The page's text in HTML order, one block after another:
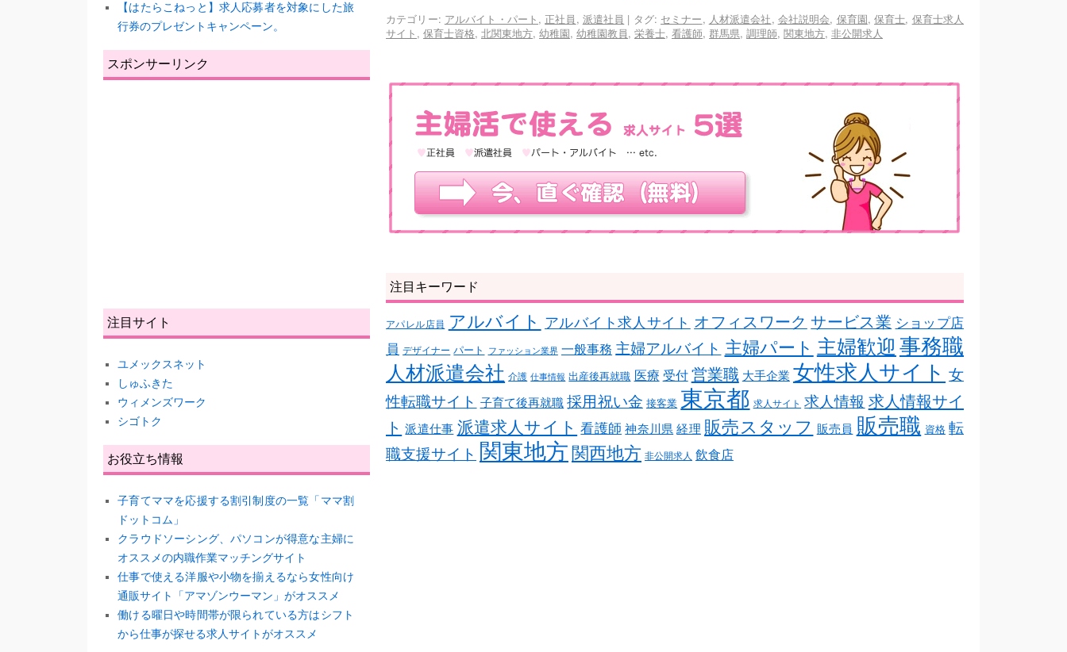
カテゴリー: アルバイト・パート , 正社員 , 派遣社員 | タグ: セミナー, 人材派遣会社, 会社説明会, 保育園,保育士, 保育士求人
サイト , 保育士資格, 北関東地方, 幼稚園, 幼稚園教員, 栄養士, 看護師, 群馬県, 調理師, 関東地方, 非公開求人
注目キーワード
アパレル店員 アルバイト アルバイト求人サイト オフィスワーク サービス業 ショップ店
員 デザイナー パート ファッション業界 一般事務 主婦アルバイト 主婦パート 主婦歓迎 事務職
人材派遣会社 介護 仕事情報 出産後再就職 医療 受付 営業職 大手企業 女性求人サイト 女
性転職サイト 子育て後再就職 採用祝い金 接客業 東京都 求人サイト 求人情報 求人情報サイ
ト 派遣仕事 派遣求人サイト 看護師 神奈川県 経理 販売スタッフ 販売員 販売職 資格 転
職支援サイト 関東地方 関西地方 非公開求人 飲食店
【はたらこねっと】求人応募者を対象にした旅
行券のプレゼントキャンペーン。
スポンサーリンク
注目サイト
ユメックスネット
しゅふきた
ウィメンズワーク
シゴトク
お役立ち情報
子育てママを応援する割引制度の一覧「ママ割
ドットコム」
クラウドソーシング、パソコンが得意な主婦に
オススメの内職作業マッチングサイト
仕事で使える洋服や小物を揃えるなら女性向け
通販サイト「アマゾンウーマン」がオススメ
働ける曜日や時間帯が限られている方はシフト
から仕事が探せる求人サイトがオススメ